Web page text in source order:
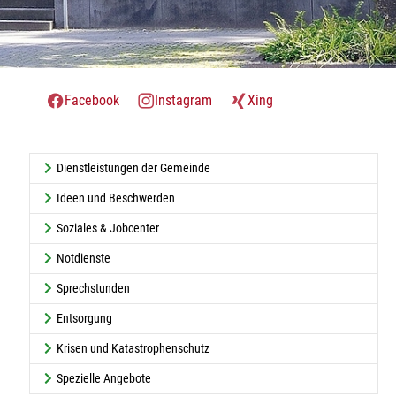
Facebook Instagram Xing
Dienstleistungen der Gemeinde
Ideen und Beschwerden
Soziales & Jobcenter
Notdienste
Sprechstunden
Entsorgung
Krisen und Katastrophenschutz
Spezielle Angebote